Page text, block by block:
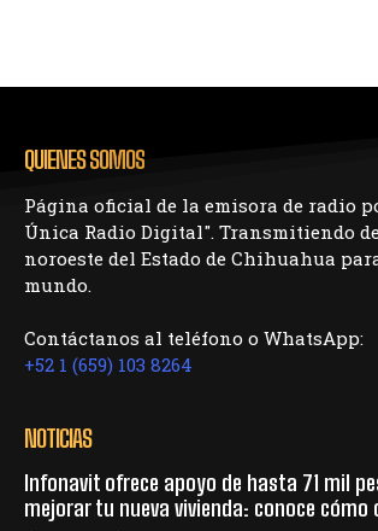
QUIENES SOMOS
Página oficial de la emisora de radio
Única Radio Digital". Transmitiendo
noroeste del Estado de Chihuahua
mundo.
Contáctanos al teléfono o WhatsApp:
+52 1 (659) 103 8264
NOTICIAS
Infonavit ofrece apoyo de hasta 71 mil
mejorar tu nueva vivienda: conoce